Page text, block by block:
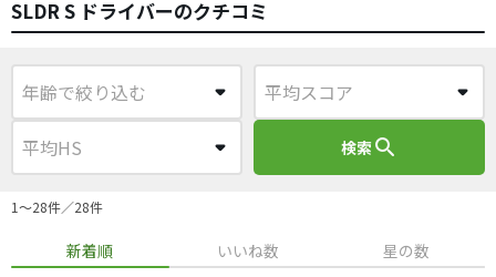
SLDR S ドライバーのクチコミ
検索search
1〜28件／28件
新着順 いいね数 星の数